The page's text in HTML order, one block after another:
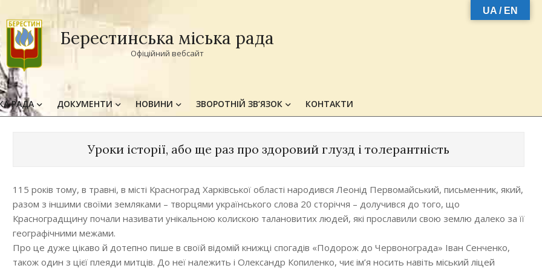
Берестинська міська рада
Офіційний вебсайт
Primary
РАДА ДОКУМЕНТИ НОВИНИ ЗВОРОТНІЙ ЗВ’ЯЗОК КОНТАКТИ
Уроки історії, або ще раз про здоровий глузд і толерантність
115 років тому, в травні, в місті Красноград Харківської області народився Леонід Первомайський, письменник, який,
разом з іншими своїми земляками – творцями українського слова 20 сторіччя – долучився до того, що
Красноградщину почали називати унікальною колискою талановитих людей, які прославили свою землю далеко за її
географічними межами.
Про це дуже цікаво й дотепно пише в своїй відомій книжці спогадів «Подорож до Червонограда» Іван Сенченко,
також один з цієї плеяди митців. До неї належить і Олександр Копиленко, чиє ім’я носить навіть міський ліцей
UA / EN